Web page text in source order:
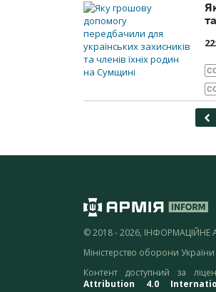
© 2018 - 2026, ІНФОРМАЦІЙНЕ
Міністерство оборони України
Контент доступний за
Attribution 4.0